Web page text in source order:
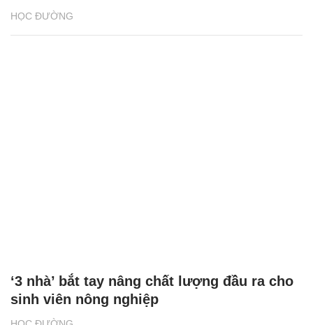
HỌC ĐƯỜNG
‘3 nhà’ bắt tay nâng chất lượng đầu ra cho
sinh viên nông nghiệp